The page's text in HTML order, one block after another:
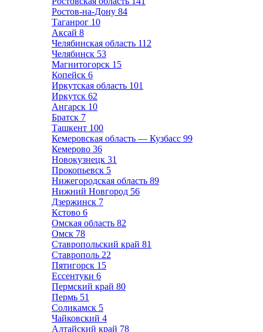
Ростов-на-Дону 84
Таганрог 10
Аксай 8
Челябинская область 112
Челябинск 53
Магнитогорск 15
Копейск 6
Иркутская область 101
Иркутск 62
Ангарск 10
Братск 7
Ташкент 100
Кемеровская область — Кузбасс 99
Кемерово 36
Новокузнецк 31
Прокопьевск 5
Нижегородская область 89
Нижний Новгород 56
Дзержинск 7
Кстово 6
Омская область 82
Омск 78
Ставропольский край 81
Ставрополь 22
Пятигорск 15
Ессентуки 6
Пермский край 80
Пермь 51
Соликамск 5
Чайковский 4
Алтайский край 78